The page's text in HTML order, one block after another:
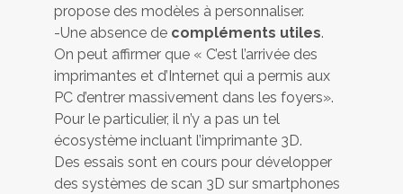
propose des modèles à personnaliser.
-Une absence de compléments utiles.
On peut affirmer que « C’est l’arrivée des
imprimantes et d’Internet qui a permis aux
PC d’entrer massivement dans les foyers».
Pour le particulier, il n’y a pas un tel
écosystème incluant l’imprimante 3D.
Des essais sont en cours pour développer
des systèmes de scan 3D sur smartphones